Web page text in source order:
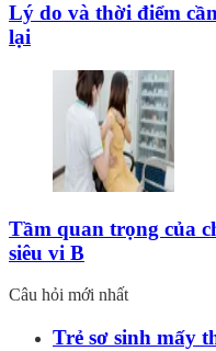
Lý do và thời điểm
lại
Tầm quan trọng của
siêu vi B
Câu hỏi mới nhất
Trẻ sơ sinh mấy